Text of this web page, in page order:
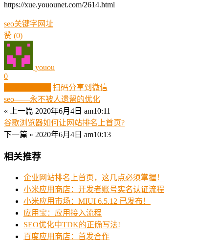
https://xue.youounet.com/2614.html
seo关键字 网址
赞 (0)
youou
0
扫码分享到微信
seo――永不被人遗留的优化
« 上一篇 2020年6月4日 am10:11
谷歌浏览器如何让网站排名上首页?
下一篇 » 2020年6月4日 am10:13
相关推荐
企业网站排名上首页，这几点必须掌握！
小米应用商店：开发者账号实名认证流程
小米应用市场：MIUI 6.5.12 已发布！
应用宝：应用接入流程
SEO优化中TDK的正确写法!
百度应用商店：首发合作